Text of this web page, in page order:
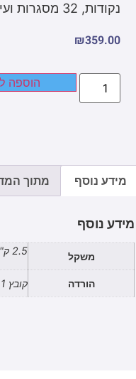
נקודות, 32 מסגרות ועיגולים לסימון, מדריך מפורט.
₪359.00
הוספה
מידע נוסף מתוך
מידע נוסף
משקל 2.5 ק"ג
הורדה קובץ 1, קובץ 2